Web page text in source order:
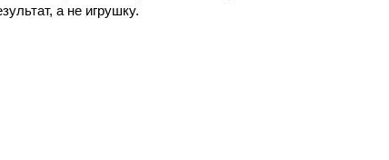
а не игрушку.